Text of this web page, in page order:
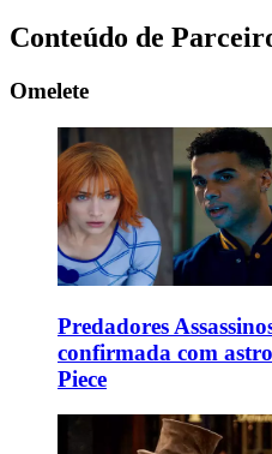
Conteúdo de
Omelete
Predadores
confirmada com
Piece